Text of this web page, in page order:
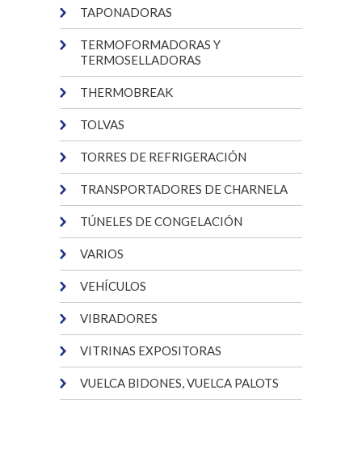
TAPONADORAS
TERMOFORMADORAS Y
TERMOSELLADORAS
THERMOBREAK
TOLVAS
TORRES DE REFRIGERACIÓN
TRANSPORTADORES DE CHARNELA
TÚNELES DE CONGELACIÓN
VARIOS
VEHÍCULOS
VIBRADORES
VITRINAS EXPOSITORAS
VUELCA BIDONES, VUELCA PALOTS